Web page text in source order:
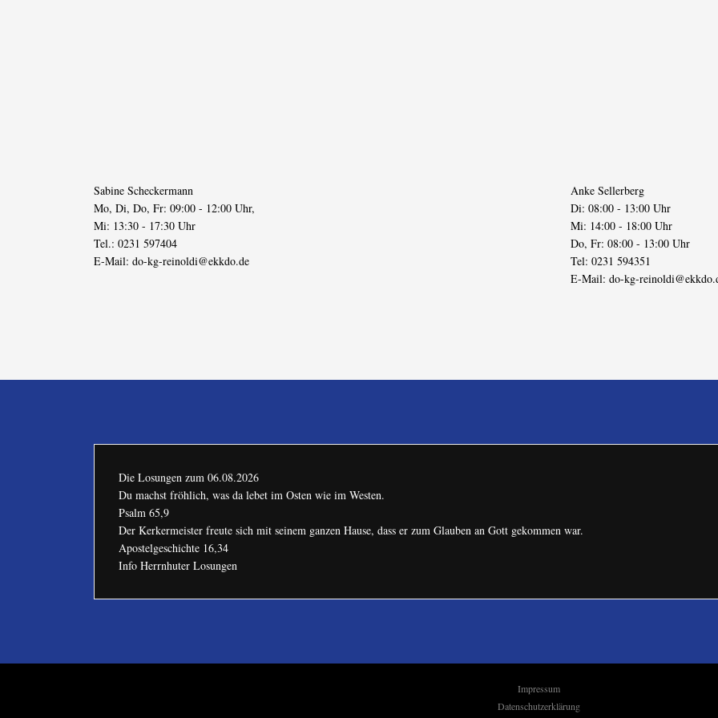
Sabine Scheckermann
Mo, Di, Do, Fr: 09:00 - 12:00 Uhr,
Mi: 13:30 - 17:30 Uhr
Tel.: 0231 597404
E-Mail: do-kg-reinoldi@ekkdo.de
Anke Sellerberg
Di: 08:00 - 13:00 Uhr
Mi: 14:00 - 18:00 Uhr
Do, Fr: 08:00 - 13:00 Uhr
Tel: 0231 594351
E-Mail: do-kg-
Die Losungen zum 06.08.2026
Du machst fröhlich, was da lebet im Osten wie im Westen.
Psalm 65,9
Der Kerkermeister freute sich mit seinem ganzen Hause, dass er zum Glauben an Gott gekommen war.
Apostelgeschichte 16,34
Info Herrnhuter Losungen
Impressum
Datenschutzerklärung